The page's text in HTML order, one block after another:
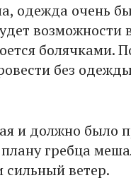
одежда очень
возможности
болячками.
без
и должно было
гребца
ветер.